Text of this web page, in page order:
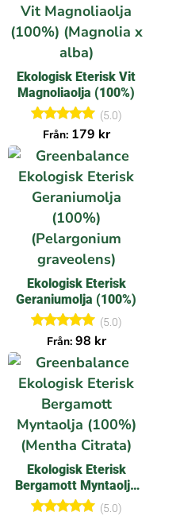
Ekologisk Eterisk Vit
Magnoliaolja (100%)
Betygsatt
av 5
(5.0)
Från: 179 kr
Ekologisk Eterisk
Geraniumolja (100%)
Betygsatt
av 5
(5.0)
Från: 98 kr
Ekologisk Eterisk
Bergamott Myntaolja
(100%) (5.0)